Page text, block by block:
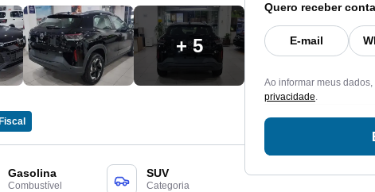
+ 5
Gasolina
Combustível
SUV
Categoria
Quero receber
E-mail
Ao informar meus
privacidade.